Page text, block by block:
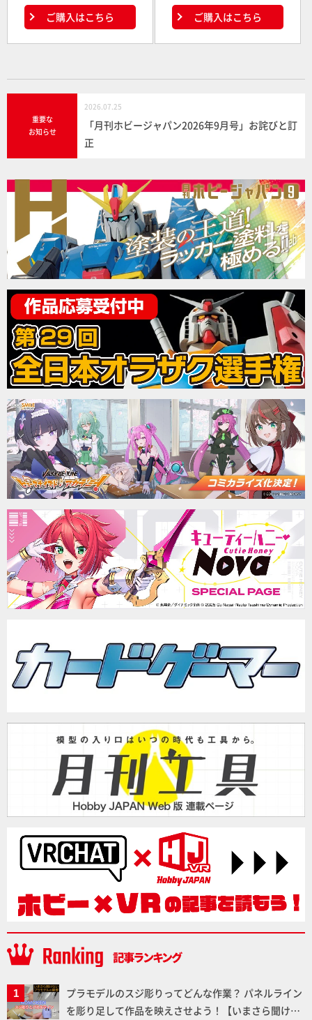
ご購入はこちら ご購入はこちら
重要な
お知らせ
2026.07.25
「月刊ホビージャパン2026年9月号」お詫びと訂
正
プラモデルのスジ彫りってどんな作業？ パネルライン
を彫り足して作品を映えさせよう！【いまさら聞けな